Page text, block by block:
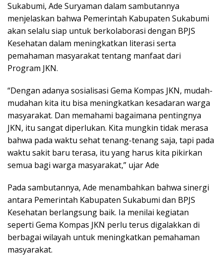
Sukabumi, Ade Suryaman dalam sambutannya
menjelaskan bahwa Pemerintah Kabupaten Sukabumi
akan selalu siap untuk berkolaborasi dengan BPJS
Kesehatan dalam meningkatkan literasi serta
pemahaman masyarakat tentang manfaat dari
Program JKN.
“Dengan adanya sosialisasi Gema Kompas JKN, mudah-
mudahan kita itu bisa meningkatkan kesadaran warga
masyarakat. Dan memahami bagaimana pentingnya
JKN, itu sangat diperlukan. Kita mungkin tidak merasa
bahwa pada waktu sehat tenang-tenang saja, tapi pada
waktu sakit baru terasa, itu yang harus kita pikirkan
semua bagi warga masyarakat,” ujar Ade
Pada sambutannya, Ade menambahkan bahwa sinergi
antara Pemerintah Kabupaten Sukabumi dan BPJS
Kesehatan berlangsung baik. Ia menilai kegiatan
seperti Gema Kompas JKN perlu terus digalakkan di
berbagai wilayah untuk meningkatkan pemahaman
masyarakat.